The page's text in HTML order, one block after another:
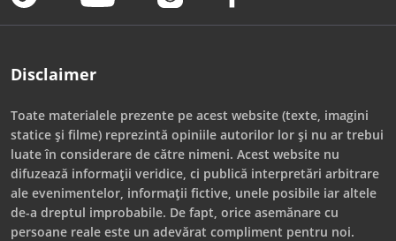
Disclaimer
Toate materialele prezente pe acest website (texte, imagini
statice și filme) reprezintă opiniile autorilor lor și nu ar trebui
luate în considerare de către nimeni. Acest website nu
difuzează informații veridice, ci publică interpretări arbitrare
ale evenimentelor, informații fictive, unele posibile iar altele
de-a dreptul improbabile. De fapt, orice asemănare cu
persoane reale este un adevărat compliment pentru noi.